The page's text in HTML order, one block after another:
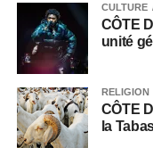
CULTURE
CÔTE
unité
RELIGION
CÔTE
la